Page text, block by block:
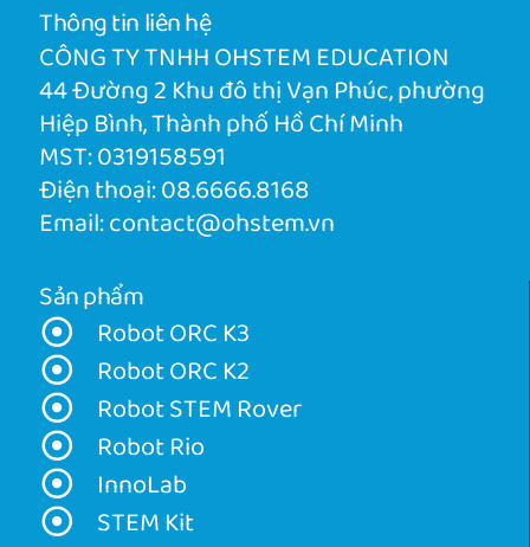
Sản phẩm
Robot ORC K3
Robot ORC K2
Robot STEM Rover
Robot Rio
InnoLab
STEM Kit
Thông tin liên hệ
CÔNG TY TNHH OHSTEM EDUCATION
44 Đường 2 Khu đô thị Vạn Phúc, phường
Hiệp Bình, Thành phố Hồ Chí Minh
MST: 0319158591
Điện thoại:08.6666.8168
Email:contact@ohstem.vn